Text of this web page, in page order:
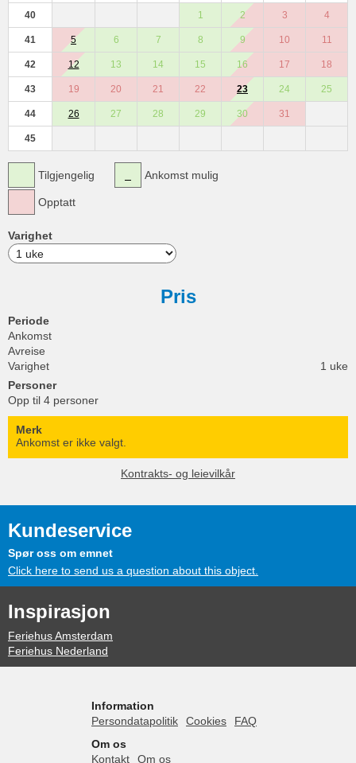
40 1 2 3 4
41 5 6 7 8 9 10 11
42 12 13 14 15 16 17 18
43 19 20 21 22 23 24 25
44 26 27 28 29 30 31
45
Tilgjengelig
Opptatt
Ankomst mulig
Varighet
Pris
Periode
Ankomst
Avreise
Varighet
1 uke
Personer
Opp til 4 personer
Merk
Ankomst er ikke valgt.
Kontrakts- og leievilkår
Kundeservice
Spør oss om emnet
Click here to send us a question about this object.
Inspirasjon
Feriehus Amsterdam
Feriehus Nederland
Information
Persondatapolitik
Cookies
FAQ
Om os
Kontakt
Om os